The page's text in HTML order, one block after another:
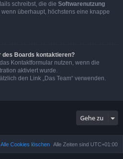
schreibst, die die Softwarenutzung
wenn überhaupt, höchstens eine knappe
des Boards kontaktieren?
Kontaktformular nutzen, wenn die
aktiviert wurde.
den Link „Das Team“ verwenden.
Gehe zu
Alle Zeiten sind UTC+01:00
Alle Cookies löschen